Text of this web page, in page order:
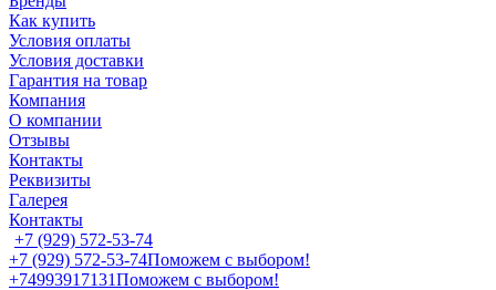
Как купить
Условия оплаты
Условия доставки
Гарантия на товар
Компания
О компании
Отзывы
Контакты
Реквизиты
Галерея
Контакты
+7 (929) 572-53-74
+7 (929) 572-53-74Поможем с выбором!
+74993917131Поможем с выбором!